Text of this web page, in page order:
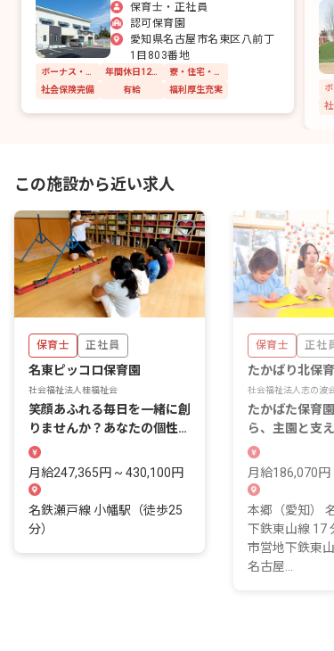
保育士・正社員
認可保育園
愛知県名古屋市名東区八前丁
1目803番地
社会保険完備
有給 福利厚生充実
能
社
この施設から近い求人
保育士 正社員
名東ピッコロ保育園
社会福祉法人桂福祉会
笑顔あふれる毎日を一緒に創
りませんか？あなたの個性が
光る保育を応援！
月給247,365円 ~ 430,100円
名鉄瀬戸線 小幡駅（徒歩25
分）
保育士 正社員
たかばり北保育
社会福祉法人志の波会
たかばた保育
ら、主園と支
規模保育に向き
月給186,070
本郷（愛知）
下鉄東山線 17
市営地下鉄東
名古屋...